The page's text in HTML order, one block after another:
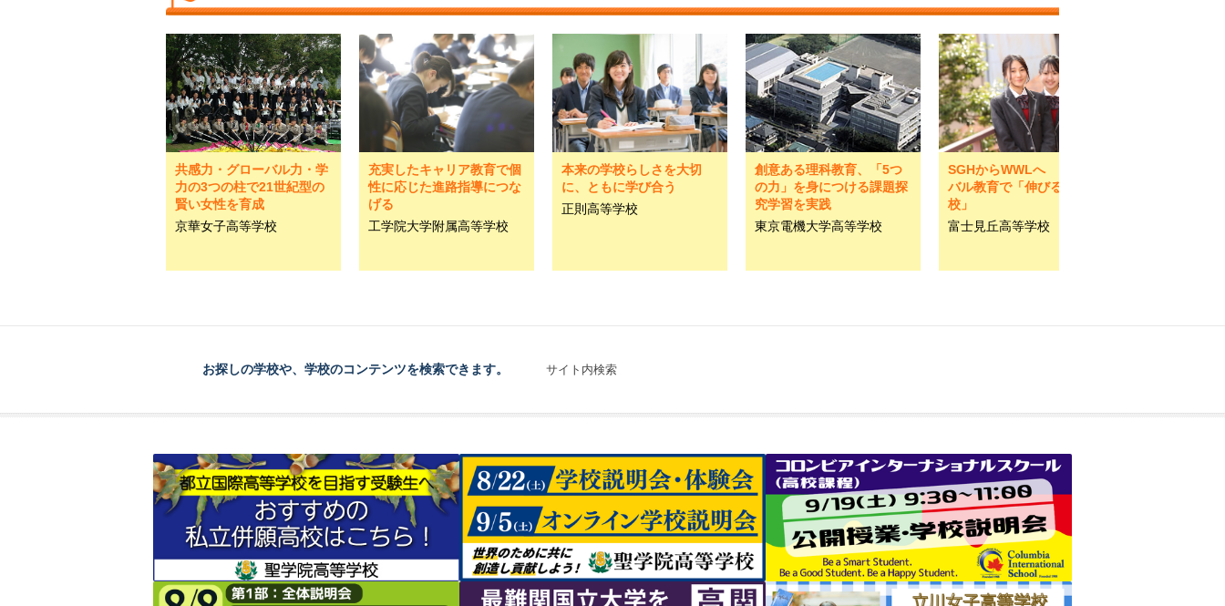
共感力・グローバル力・学
力の3つの柱で21世紀型の
賢い女性を育成
京華女子高等学校
充実したキャリア教育で個
性に応じた進路指導につな
げる
工学院大学附属高等学校
本来の学校らしさを大切
に、ともに学び合う
正則高等学校
創意ある理科教育、「5つ
の力」を身につける課題探
究学習を実践
東京電機大学高等学校
SGHからWWLへ グロー
バル教育で「伸びる進学
校」
富士見丘高等学校
お探しの学校や、学校のコンテンツを検索できます。 サイト内検索